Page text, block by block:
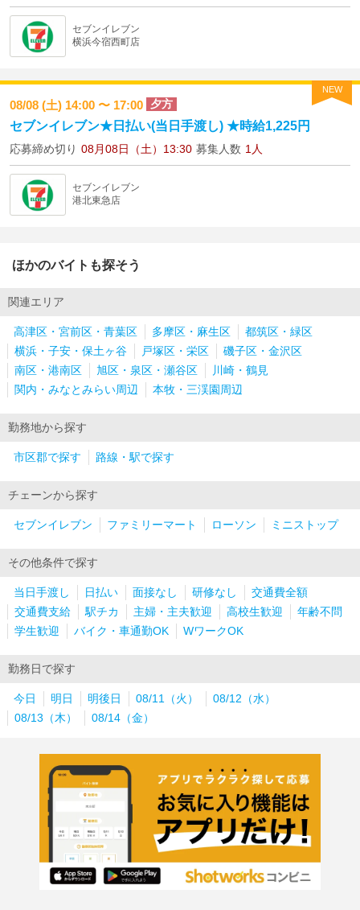
セブンイレブン
横浜今宿西町店
NEW
08/08 (土) 14:00 〜 17:00 夕方
セブンイレブン★日払い(当日手渡し) ★時給1,225円
応募締め切り 08月08日（土）13:30 募集人数 1人
セブンイレブン
港北東急店
ほかのバイトも探そう
関連エリア
高津区・宮前区・青葉区 多摩区・麻生区
都筑区・緑区
横浜・子安・保土ヶ谷
戸塚区・栄区
磯子区・金沢区
南区・港南区
旭区・泉区・瀬谷区
川崎・鶴見
関内・みなとみらい周辺
本牧・三渓園周辺
勤務地から探す
市区郡で探す 路線・駅で探す
チェーンから探す
セブンイレブン ファミリーマート ローソン ミニストップ
その他条件で探す
当日手渡し 日払い 面接なし 研修なし
交通費全額
交通費支給
駅チカ 主婦・主夫歓迎 高校生歓迎
年齢不問
学生歓迎
バイク・車通勤OK WワークOK
勤務日で探す
今日 明日 明後日 08/11（火）
08/12（水）
08/13（木）
08/14（金）